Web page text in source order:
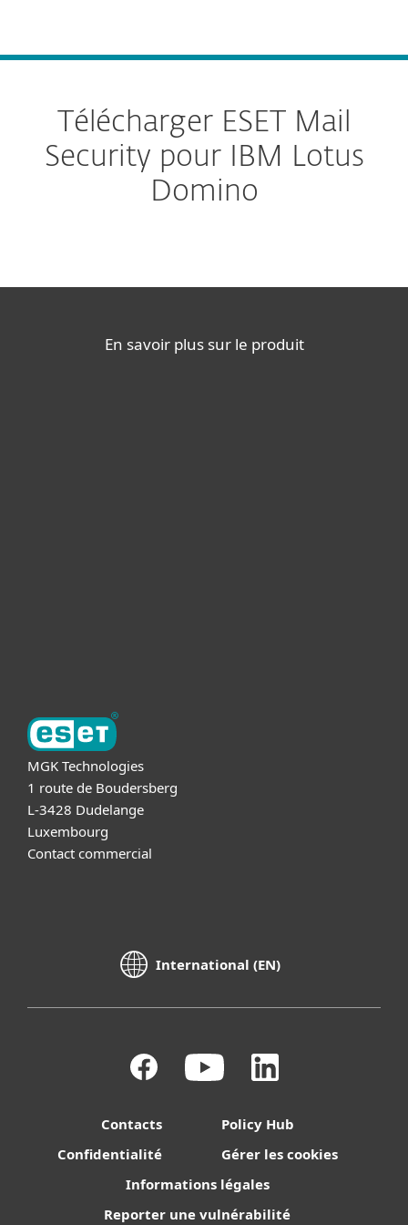
Télécharger ESET Mail
Security pour IBM Lotus
Domino
En savoir plus sur le produit
MGK Technologies
1 route de Boudersberg
L-3428 Dudelange
Luxembourg
Contact commercial
International (EN)
Contacts
Policy Hub
Confidentialité
Gérer les cookies
Informations légales
Reporter une vulnérabilité